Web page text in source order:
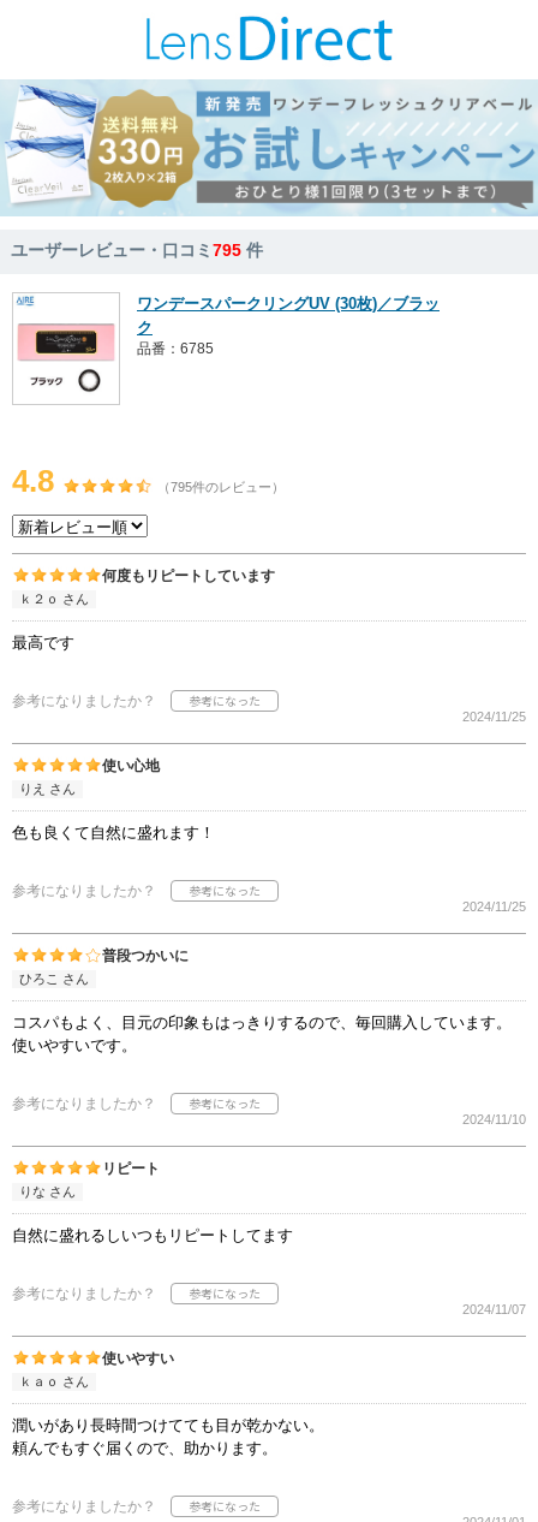
ユーザーレビュー・口コミ795 件
ワンデースパークリングUV (30枚)／ブラッ
ク
品番：6785
4.8 （795件のレビュー）
何度もリピートしています
ｋ２ｏ さん
最高です
参考になりましたか？
2024/11/25
使い心地
りえ さん
色も良くて自然に盛れます！
参考になりましたか？
2024/11/25
普段つかいに
ひろこ さん
コスパもよく、目元の印象もはっきりするので、毎回購入しています。
使いやすいです。
参考になりましたか？
2024/11/10
リピート
りな さん
自然に盛れるしいつもリピートしてます
参考になりましたか？
2024/11/07
使いやすい
ｋａｏ さん
潤いがあり長時間つけてても目が乾かない。
頼んでもすぐ届くので、助かります。
参考になりましたか？